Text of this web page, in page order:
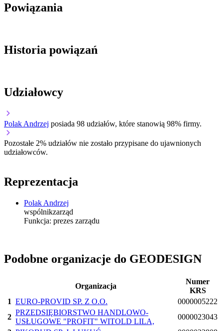
Powiązania
Historia powiązań
Udziałowcy
Polak Andrzej posiada 98 udziałów, które stanowią 98% firmy.
Pozostałe 2% udziałów nie zostało przypisane do ujawnionych
udziałowców.
Reprezentacja
Polak Andrzej
wspólnikzarząd
Funkcja: prezes zarządu
Podobne organizacje do GEODESIGN
Organizacja
Numer
KRS
1 EURO-PROVID SP. Z O.O.
0000005222
2
PRZEDSIĘBIORSTWO HANDLOWO-
USŁUGOWE "PROFIT" WITOLD LILA,
0000023043